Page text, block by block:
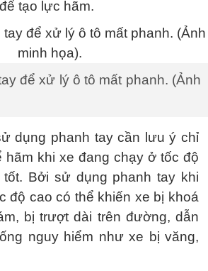
tạo lực hãm.
để xử lý ô tô mất phanh. (Ảnh
dụng phanh tay cần lưu ý chỉ
hãm khi xe đang chạy ở tốc độ
Bởi sử dụng phanh tay khi
độ cao có thể khiến xe bị khoá
bị trượt dài trên đường, dẫn
nguy hiểm như xe bị văng,